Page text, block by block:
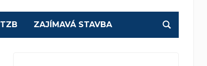
TZB ZAJÍMAVÁ STAVBA